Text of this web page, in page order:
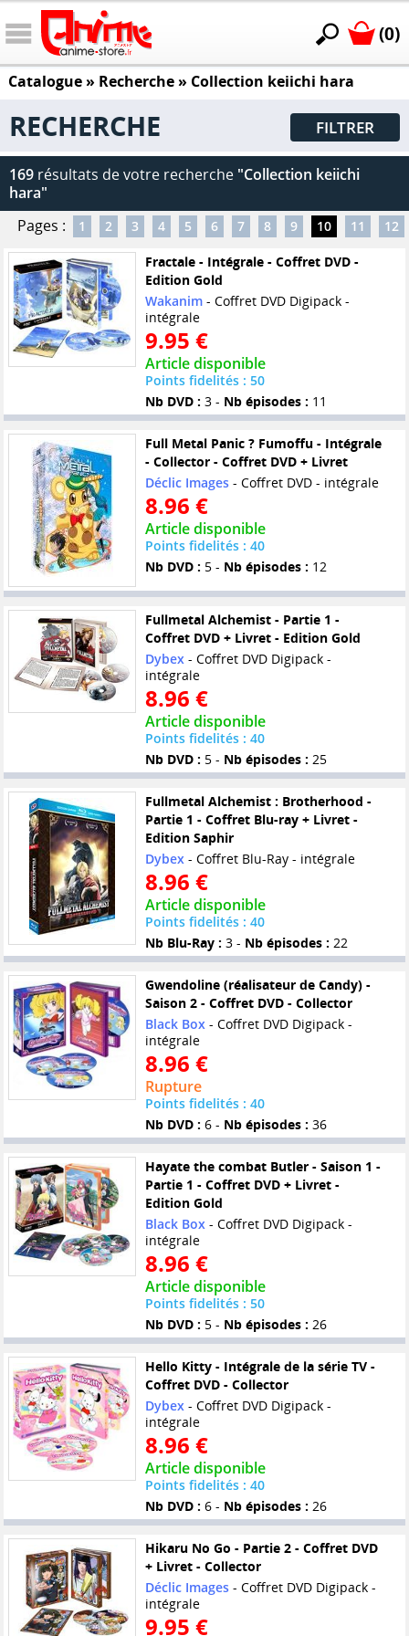
(0)
Catalogue» Recherche » Collection keiichi hara
RECHERCHE FILTRER
169 résultats de votre recherche "Collection keiichi
hara"
Pages :
1 2 3 4 5 6 7 8 9 10 11 12
Fractale - Intégrale - Coffret DVD -
Edition Gold
Wakanim- Coffret DVD Digipack -
intégrale
9.95 €
Article disponible
Points fidelités : 50
Nb DVD : 3 - Nb épisodes : 11
Full Metal Panic ? Fumoffu - Intégrale
- Collector - Coffret DVD + Livret
Déclic Images- Coffret DVD - intégrale
8.96 €
Article disponible
Points fidelités : 40
Nb DVD : 5 - Nb épisodes : 12
Fullmetal Alchemist - Partie 1 -
Coffret DVD + Livret - Edition Gold
Dybex- Coffret DVD Digipack -
intégrale
8.96 €
Article disponible
Points fidelités : 40
Nb DVD : 5 - Nb épisodes : 25
Fullmetal Alchemist : Brotherhood -
Partie 1 - Coffret Blu-ray + Livret -
Edition Saphir
Dybex- Coffret Blu-Ray - intégrale
8.96 €
Article disponible
Points fidelités : 40
Nb Blu-Ray : 3 - Nb épisodes : 22
Gwendoline (réalisateur de Candy) -
Saison 2 - Coffret DVD - Collector
Black Box- Coffret DVD Digipack -
intégrale
8.96 €
Rupture
Points fidelités : 40
Nb DVD : 6 - Nb épisodes : 36
Hayate the combat Butler - Saison 1 -
Partie 1 - Coffret DVD + Livret -
Edition Gold
Black Box- Coffret DVD Digipack -
intégrale
8.96 €
Article disponible
Points fidelités : 50
Nb DVD : 5 - Nb épisodes : 26
Hello Kitty - Intégrale de la série TV -
Coffret DVD - Collector
Dybex- Coffret DVD Digipack -
intégrale
8.96 €
Article disponible
Points fidelités : 40
Nb DVD : 6 - Nb épisodes : 26
Hikaru No Go - Partie 2 - Coffret DVD
+ Livret - Collector
Déclic Images- Coffret DVD Digipack -
intégrale
9.95 €